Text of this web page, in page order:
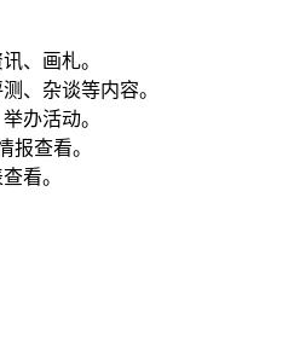
、画札。
、杂谈等内容。
办活动。
报查看。
看。